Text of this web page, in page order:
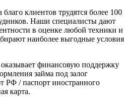
клиентов трудятся более 100
Наши специалисты дают
в оценке любой техники и
наиболее выгодные условия
финансовую поддержку
займа под залог
РФ / паспорт иностранного
карта.